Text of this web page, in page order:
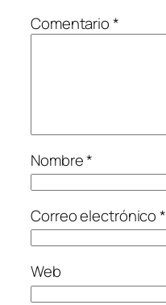
Comentario*
Nombre*
Correo electrónico*
Web